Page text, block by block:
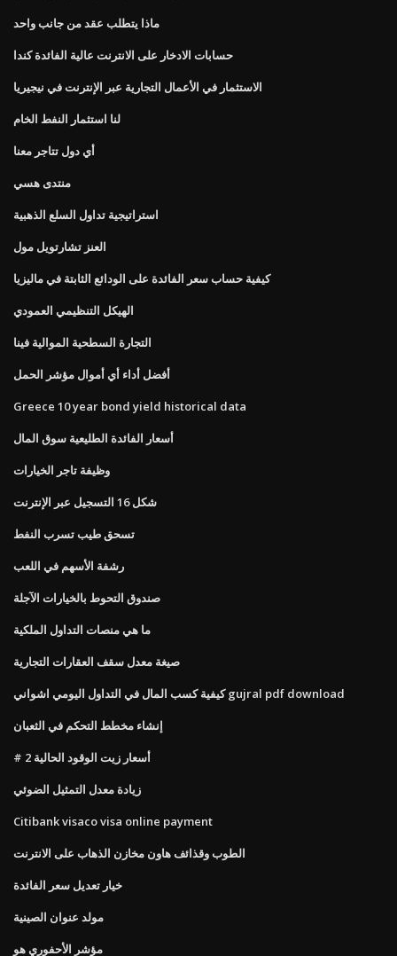
ماذا يتطلب عقد من جانب واحد
حسابات الادخار على الانترنت عالية الفائدة كندا
الاستثمار في الأعمال التجارية عبر الإنترنت في نيجيريا
لنا استثمار النفط الخام
أي دول تتاجر معنا
منتدى هسي
استراتيجية تداول السلع الذهبية
العنز تشارتويل مول
كيفية حساب سعر الفائدة على الودائع الثابتة في ماليزيا
الهيكل التنظيمي العمودي
التجارة السطحية الموالية فينا
أفضل أداء أي أموال مؤشر الحمل
Greece 10 year bond yield historical data
أسعار الفائدة الطليعية سوق المال
وظيفة تاجر الخيارات
شكل 16 التسجيل عبر الإنترنت
تسحق طيب تسرب النفط
رشفة الأسهم في اللعب
صندوق التحوط بالخيارات الآجلة
ما هي منصات التداول الملكية
صيغة معدل سقف العقارات التجارية
كيفية كسب المال في التداول اليومي اشواني gujral pdf download
إنشاء مخطط التحكم في الثعبان
# 2 أسعار زيت الوقود الحالية
زيادة معدل التمثيل الضوئي
Citibank visaco visa online payment
الطوب وقذائف هاون مخازن الذهاب على الانترنت
خيار تعديل سعر الفائدة
مولد عنوان الصينية
مؤشر الأحفوري هو